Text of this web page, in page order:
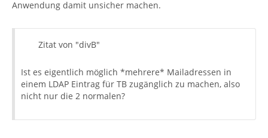
Anwendung damit unsicher machen.
Zitat von "divB"
Ist es eigentlich möglich *mehrere* Mailadressen in
einem LDAP Eintrag für TB zugänglich zu machen, also
nicht nur die 2 normalen?